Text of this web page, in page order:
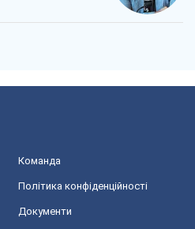
Команда
Політика конфіденційності
Документи